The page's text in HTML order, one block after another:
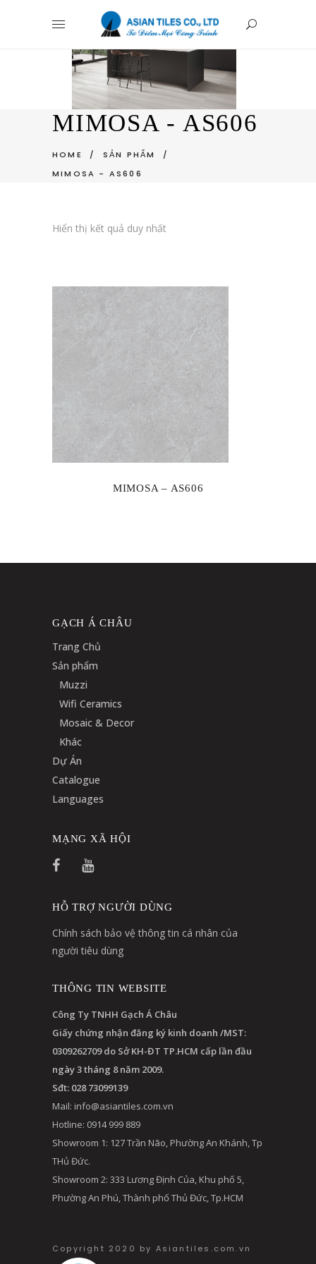
MIMOSA - AS606
HOME / SẢN PHẨM
/
MIMOSA - AS606
Hiển thị kết quả duy nhất
MIMOSA – AS606
GẠCH Á CHÂU
Trang Chủ
Sản phẩm
Muzzi
Wifi Ceramics
Mosaic & Decor
Khác
Dự Án
Catalogue
Languages
MẠNG XÃ HỘI
HỖ TRỢ NGƯỜI DÙNG
Chính sách bảo vệ thông tin cá nhân của
người tiêu dùng
THÔNG TIN WEBSITE
Công Ty TNHH Gạch Á Châu
Giấy chứng nhận đăng ký kinh doanh /MST:
0309262709 do Sở KH-ĐT TP.HCM cấp lần đầu
ngày 3 tháng 8 năm 2009.
Sđt: 028 73099139
Mail: info@asiantiles.com.vn
Hotline: 0914 999 889
Showroom 1: 127 Trần Não, Phường An Khánh, Tp
THủ Đức.
Showroom 2: 333 Lương Định Của, Khu phố 5,
Phường An Phú, Thành phố Thủ Đức, Tp.HCM
Copyright 2020 by Asiantiles.com.vn